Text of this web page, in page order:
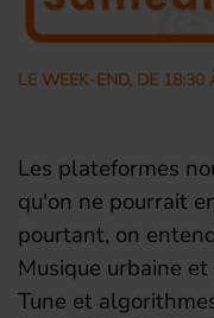
LE WEEK-END, DE 18:30
Les plateformes
qu'on ne pourrait
pourtant, on
Musique urbaine
Tune et